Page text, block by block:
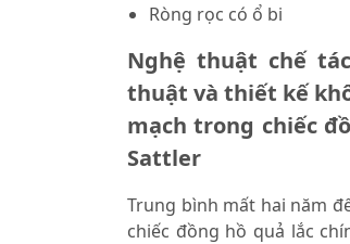
Ròng rọc có ổ bi
Nghệ thuật chế
thuật và thiết kế
mạch trong chiếc
Sattler
Trung bình mất hai năm
chiếc đồng hồ quả lắc